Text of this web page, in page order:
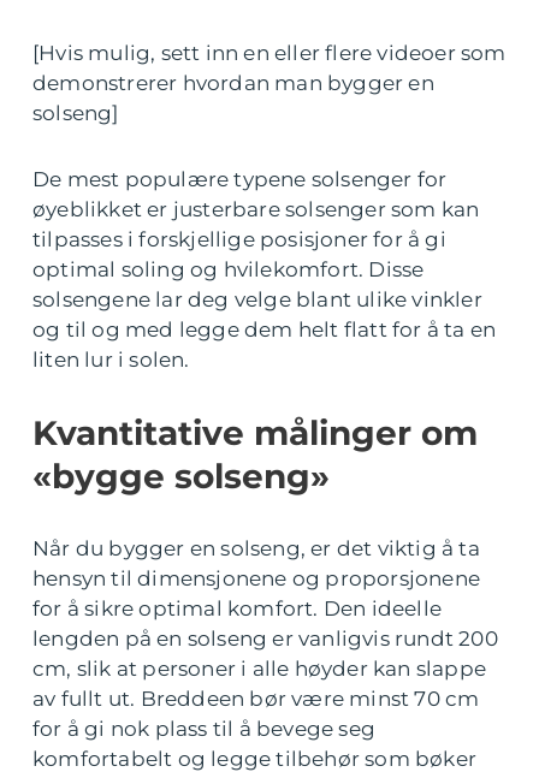
[Hvis mulig, sett inn en eller flere videoer som
demonstrerer hvordan man bygger en
solseng]
De mest populære typene solsenger for
øyeblikket er justerbare solsenger som kan
tilpasses i forskjellige posisjoner for å gi
optimal soling og hvilekomfort. Disse
solsengene lar deg velge blant ulike vinkler
og til og med legge dem helt flatt for å ta en
liten lur i solen.
Kvantitative målinger om
«bygge solseng»
Når du bygger en solseng, er det viktig å ta
hensyn til dimensjonene og proporsjonene
for å sikre optimal komfort. Den ideelle
lengden på en solseng er vanligvis rundt 200
cm, slik at personer i alle høyder kan slappe
av fullt ut. Breddeen bør være minst 70 cm
for å gi nok plass til å bevege seg
komfortabelt og legge tilbehør som bøker